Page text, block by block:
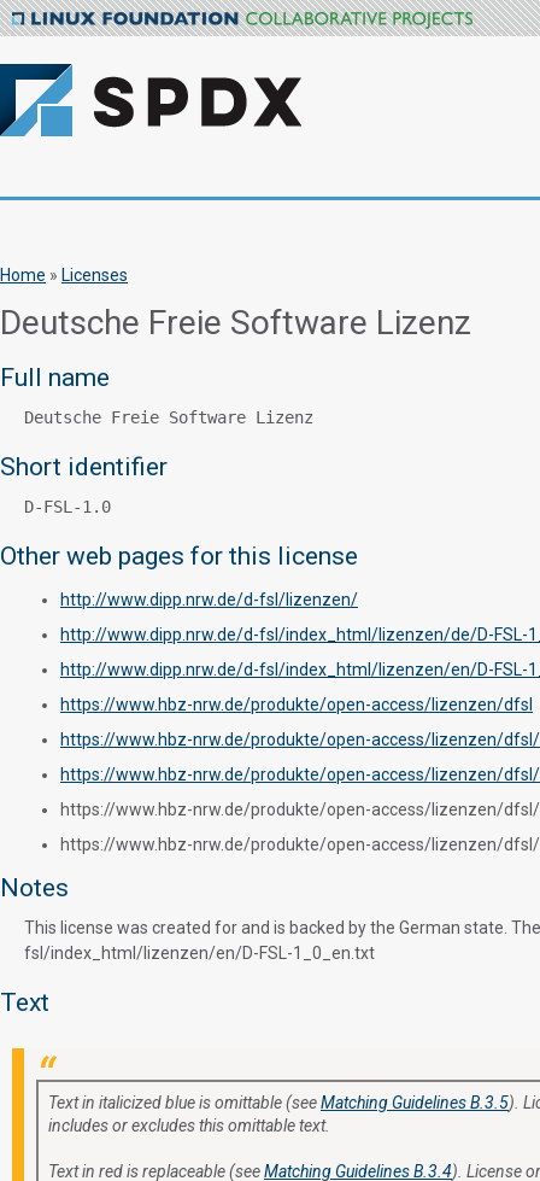
Home » Licenses
Deutsche Freie Software Lizenz
Full name
Deutsche Freie Software Lizenz
Short identifier
D-FSL-1.0
Other web pages for this license
http://www.dipp.nrw.de/d-fsl/lizenzen/
http://www.dipp.nrw.de/d-fsl/index_html/lizenzen/de/D-FSL-
http://www.dipp.nrw.de/d-fsl/index_html/lizenzen/en/D-FSL-
https://www.hbz-nrw.de/produkte/open-access/lizenzen/dfsl
https://www.hbz-nrw.de/produkte/open-access/lizenzen/
https://www.hbz-nrw.de/produkte/open-access/lizenzen/
https://www.hbz-nrw.de/produkte/open-access/lizenzen/
https://www.hbz-nrw.de/produkte/open-access/lizenzen/
Notes
This license was created for and is backed by the German state.
fsl/index_html/lizenzen/en/D-FSL-1_0_en.txt
Text
Text in italicized blue is omittable (seeMatching Guidelines B.3.5).
includes or excludes this omittable text.
Text in red is replaceable (seeMatching Guidelines B.3.4). License